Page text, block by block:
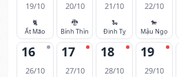
19/10
🐈
Ất Mão
20/10
🐉
Bính Thìn
21/10
🐍
Đinh Tỵ
22/10
🐎
Mậu Ngọ
16
26/10
17
27/10
18
28/10
19
29/10